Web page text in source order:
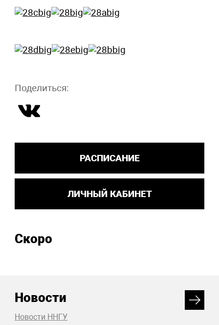
Поделиться:
РАСПИСАНИЕ
ЛИЧНЫЙ КАБИНЕТ
Скоро
Новости
Новости ННГУ